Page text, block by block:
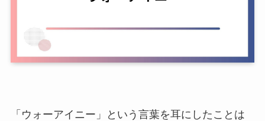
「ウォーアイニー」という言葉を耳にしたことは